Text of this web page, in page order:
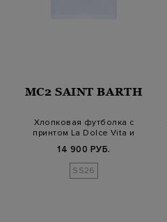
MC2 SAINT BARTH
Хлопковая футболка с
принтом La Dolce Vita и
14 900 РУБ.
SS26